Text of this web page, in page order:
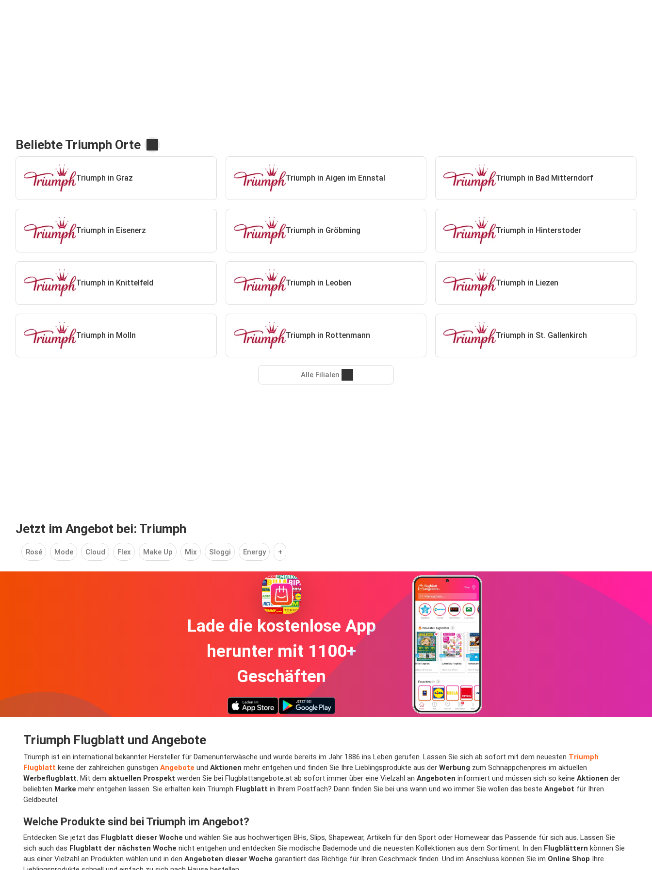
Beliebte Triumph Orte
Triumph in Graz Triumph in Aigen im Ennstal Triumph in Bad Mitterndorf
Triumph in Eisenerz Triumph in Gröbming Triumph in Hinterstoder
Triumph in Knittelfeld Triumph in Leoben Triumph in Liezen
Triumph in Molln Triumph in Rottenmann Triumph in St. Gallenkirch
Alle Filialen
Jetzt im Angebot bei: Triumph
Rosé Mode Cloud Flex Make Up Mix Sloggi Energy +
Lade die kostenlose App
herunter mit 1100+
Geschäften
Triumph Flugblatt und Angebote
Triumph ist ein international bekannter Hersteller für Damenunterwäsche und wurde bereits im Jahr 1886 ins Leben gerufen. Lassen Sie sich ab sofort mit dem neuesten Triumph
Flugblatt keine der zahlreichen günstigen Angebote und Aktionen mehr entgehen und finden Sie Ihre Lieblingsprodukte aus der Werbung zum Schnäppchenpreis im aktuellen
Werbeflugblatt. Mit dem aktuellen Prospekt werden Sie bei Flugblattangebote.at ab sofort immer über eine Vielzahl an Angeboten informiert und müssen sich so keine Aktionen der
beliebten Marke mehr entgehen lassen. Sie erhalten kein Triumph Flugblatt in Ihrem Postfach? Dann finden Sie bei uns wann und wo immer Sie wollen das beste Angebot für Ihren
Geldbeutel.
Welche Produkte sind bei Triumph im Angebot?
Entdecken Sie jetzt das Flugblatt dieser Woche und wählen Sie aus hochwertigen BHs, Slips, Shapewear, Artikeln für den Sport oder Homewear das Passende für sich aus. Lassen Sie
sich auch das Flugblatt der nächsten Woche nicht entgehen und entdecken Sie modische Bademode und die neuesten Kollektionen aus dem Sortiment. In den Flugblättern können Sie
aus einer Vielzahl an Produkten wählen und in den Angeboten dieser Woche garantiert das Richtige für Ihren Geschmack finden. Und im Anschluss können Sie im Online Shop Ihre